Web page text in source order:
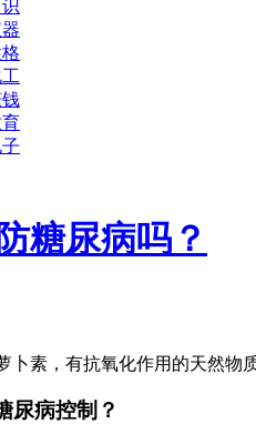
糖尿病吗？
卜素，有抗氧化作用的天然物
尿病控制？